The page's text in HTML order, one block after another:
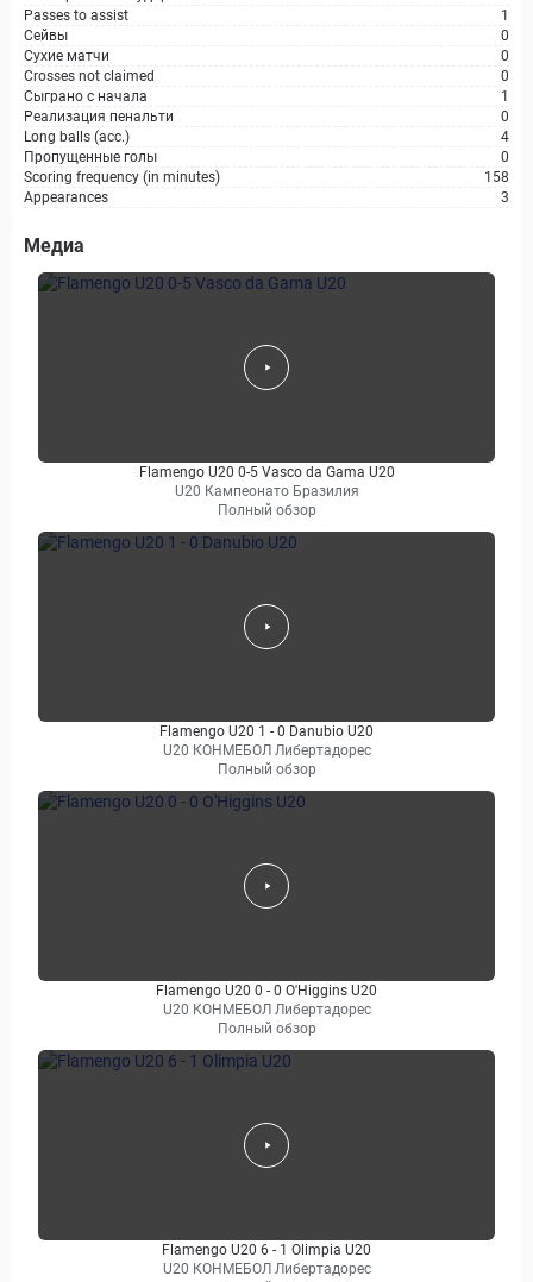
Passes to assist
1
Сейвы
0
Сухие матчи
0
Crosses not claimed
0
Сыграно с начала
1
Реализация пенальти
0
Long balls (acc.)
4
Пропущенные голы
0
Scoring frequency (in minutes)
158
Appearances
3
Медиа
Flamengo U20 0-5 Vasco da Gama U20
U20 Кампеонато Бразилия
Полный обзор
Flamengo U20 1 - 0 Danubio U20
U20 КОНМЕБОЛ Либертадорес
Полный обзор
Flamengo U20 0 - 0 O'Higgins U20
U20 КОНМЕБОЛ Либертадорес
Полный обзор
Flamengo U20 6 - 1 Olimpia U20
U20 КОНМЕБОЛ Либертадорес